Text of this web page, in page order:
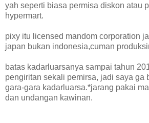
yah seperti biasa permisa diskon atau
hypermart.
pixy itu licensed mandom corporation
japan bukan indonesia,cuman
batas kadarluarsanya sampai tahun
pengiritan sekali pemirsa, jadi saya ga
gara-gara kadarluarsa.*jarang pakai
dan undangan kawinan.